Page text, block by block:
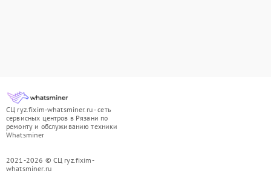
СЦ ryz.fixim-whatsminer.ru - сеть
сервисных центров в Рязани по
ремонту и обслуживанию техники
Whatsminer
2021-2026 © СЦ ryz.fixim-
whatsminer.ru